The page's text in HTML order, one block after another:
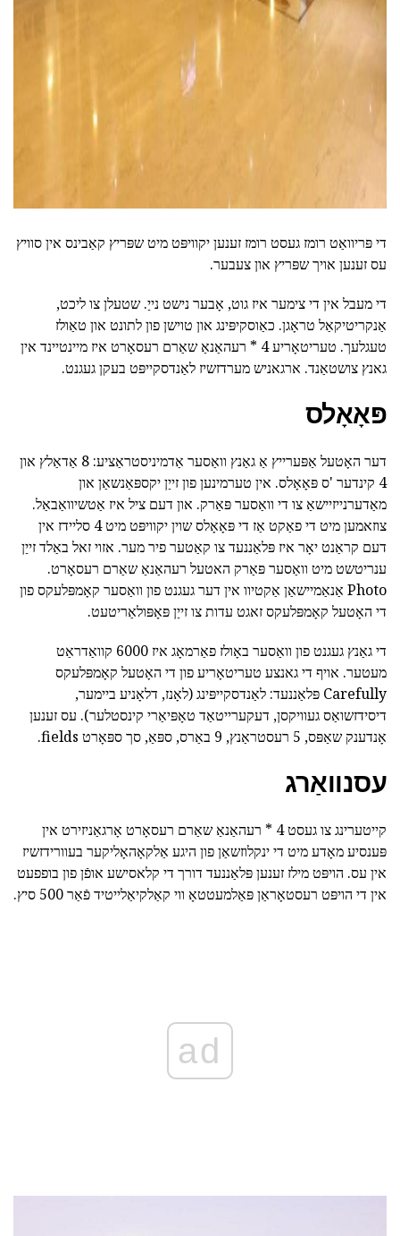
די פּריוואַט רומז געסט רומז זענען יקוויפּט מיט שפּריץ קאַבינס אין סוויץ
עס זענען אויך שפּריץ און צעבער.
די מעבל אין די צימער איז גוט, אָבער נישט נייַ. שטעלן צו ליכט,
אַנקריטיקאַל טראָגן. כאַוסקיפּינג און טוישן פון לתונט און טאַולז
טעגלעך. טעריטאָריע 4 * רעהאַנאַ שאַרם רעסאָרט איז מיינטיינד אין
גאנץ צושטאַנד. ארגאניש מערדזשיז לאַנדסקייפּט בעקן געגנט.
פּאָאָלס
דער האָטעל אַפּערייץ אַ גאַנץ וואַסער אַדמיניסטראַציע: 8 אַדאַלץ און
4 קינדער 'ס פּאָאָלס. אין טערמינען פון זייַן יקספּאַנשאַן און
מאַדערנייזיישאַ צו די וואַסער פּאַרק. און דעם ציל איז אַטשיוואַבאַל.
צוזאמען מיט די פאַקט אַז די פּאָאָלס שוין יקוויפּט מיט 4 סליידז אין
דעם קראַנט יאָר איז פּלאַננעד צו קאַטער פיר מער. אזוי זאל באַלד זייַן
ענריטשט מיט וואַסער פּאַרק האטעל רעהאַנאַ שאַרם רעסאָרט.
Photo אַנאַמיישאַן אַקטיוו אין דער געגנט פון וואַסער קאָמפּלעקס פון
די האָטעל קאָמפּלעקס זאגט עדות צו זייַן פּאָפּולאַריטעט.
די גאַנץ געגנט פון וואַסער באָולז פאַרמאָג איז 6000 קוואַדראַט
מעטער. אויף די גאנצע טעריטאָריע פון די האָטעל קאָמפּלעקס
Carefully פּלאַננעד: לאַנדסקייפּינג (לאָנז, דלאָניע ביימער,
דיסידזשואַס געוויקסן, דעקערייטאַד טאָפּיאַרי קינסטלער). עס זענען
אָנדענק שאַפּס, 5 רעסטראַנץ, 9 באַרס, ספּאַ, סך ספּאָרט fields.
עסנוואַרג
קייטערינג צו געסט 4 * רעהאַנאַ שאַרם רעסאָרט אָרגאַניזירט אין
פּענסיע מאָדע מיט די ינקלוזשאַן פון היגע אַלקאָהאָליקער בעוורידזשיז
אין עס. הויפּט מילז זענען פּלאַננעד דורך די קלאסישע אופֿן פון בופפעט
אין די הויפּט רעסטאָראַן פּאַלמעטטאָ ווי קאַלקיאַלייטיד פֿאַר 500 סיץ.
ad